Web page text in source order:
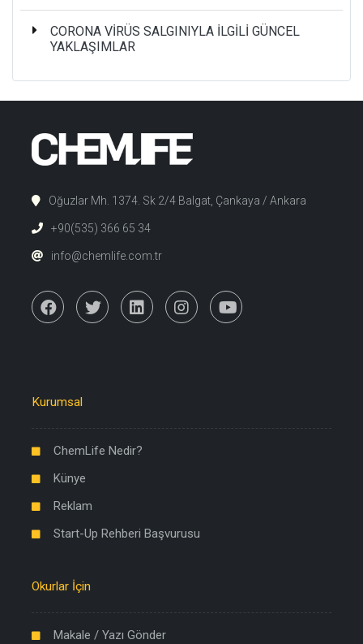
CORONA VİRÜS SALGINIYLA İLGİLİ GÜNCEL
YAKLAŞIMLAR
Oğuzlar Mh. 1374. Sk 2/4 Balgat, Çankaya / Ankara
+90(535) 366 65 34
info@chemlife.com.tr
Kurumsal
ChemLife Nedir?
Künye
Reklam
Start-Up Rehberi Başvurusu
Okurlar İçin
Makale / Yazı Gönder